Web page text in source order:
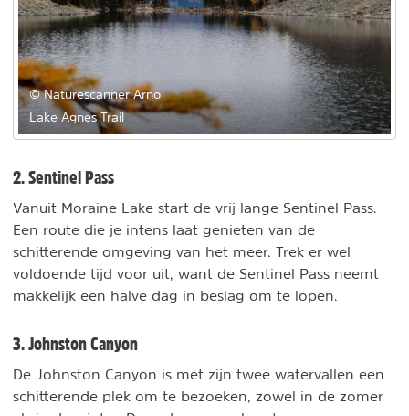
© Naturescanner Arno
Lake Agnes Trail
2. Sentinel Pass
Vanuit Moraine Lake start de vrij lange Sentinel Pass.
Een route die je intens laat genieten van de
schitterende omgeving van het meer. Trek er wel
voldoende tijd voor uit, want de Sentinel Pass neemt
makkelijk een halve dag in beslag om te lopen.
3. Johnston Canyon
De Johnston Canyon is met zijn twee watervallen een
schitterende plek om te bezoeken, zowel in de zomer